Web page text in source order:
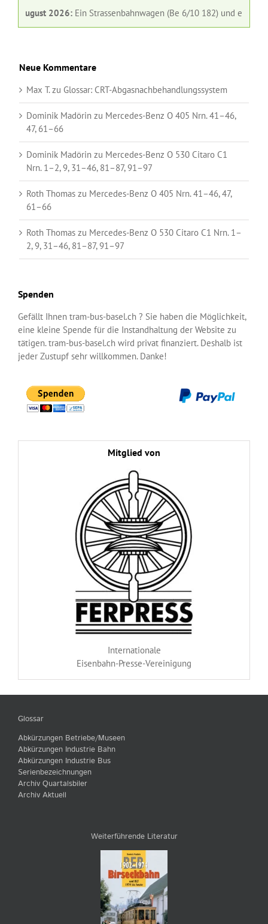
2026:Ein Strassenbahnwagen (Be 6/10 182) und ein
Neue Kommentare
Max T.zu Glossar: CRT-Abgasnachbehandlungssystem
Dominik Madörin zu Mercedes-Benz O 405 Nrn. 41–46,
47, 61–66
Dominik Madörin zu Mercedes-Benz O 530 Citaro C1
Nrn. 1–2, 9, 31–46, 81–87, 91–97
Roth Thomas zu Mercedes-Benz O 405 Nrn. 41–46, 47,
61–66
Roth Thomas zu Mercedes-Benz O 530 Citaro C1 Nrn. 1–
2, 9, 31–46, 81–87, 91–97
Spenden
Gefällt Ihnen tram-bus-basel.ch ? Sie haben die Möglichkeit,
eine kleine Spende für die Instandhaltung der Website zu
tätigen. tram-bus-basel.ch wird privat finanziert. Deshalb ist
jeder Zustupf sehr willkommen. Danke!
Mitglied von
Internationale
Eisenbahn-Presse-Vereinigung
Glossar
Abkürzungen Betriebe/Museen
Abkürzungen Industrie Bahn
Abkürzungen Industrie Bus
Serienbezeichnungen
Archiv Quartalsbiler
Archiv Aktuell
Weiterführende Literatur